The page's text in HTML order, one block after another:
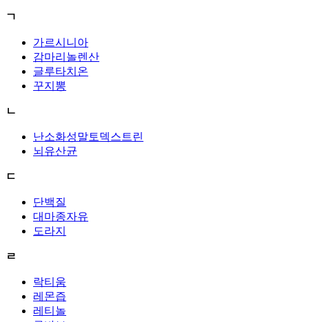
ㄱ
가르시니아
감마리놀렌산
글루타치온
꾸지뽕
ㄴ
난소화성말토덱스트린
뇌유산균
ㄷ
단백질
대마종자유
도라지
ㄹ
락티움
레몬즙
레티놀